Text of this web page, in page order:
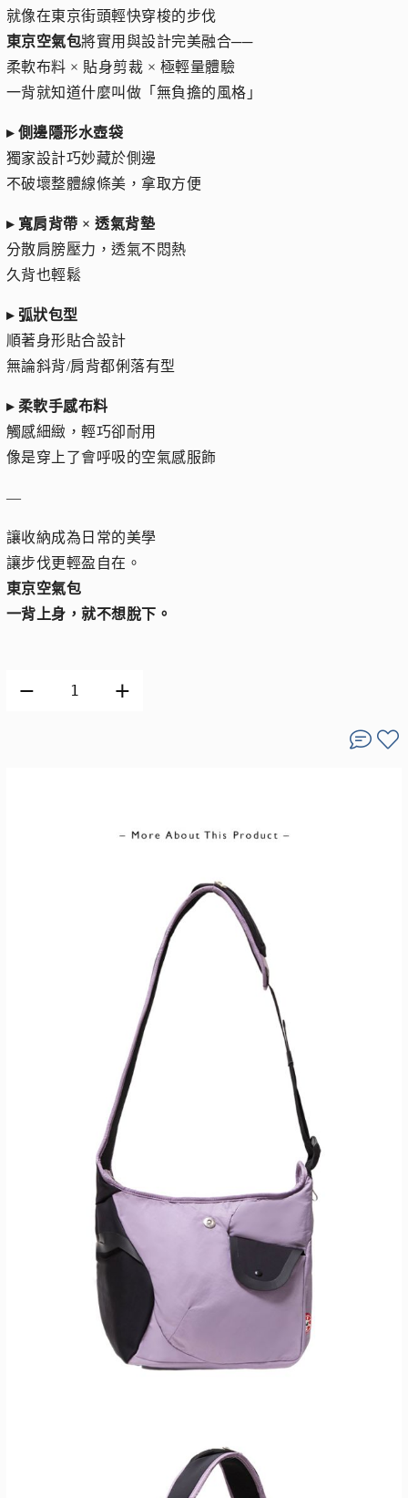
就像在東京街頭輕快穿梭的步伐
東京空氣包將實用與設計完美融合──
柔軟布料 × 貼身剪裁 × 極輕量體驗
一背就知道什麼叫做「無負擔的風格」
▸ 側邊隱形水壺袋
獨家設計巧妙藏於側邊
不破壞整體線條美，拿取方便
▸ 寬肩背帶 × 透氣背墊
分散肩膀壓力，透氣不悶熱
久背也輕鬆
▸ 弧狀包型
順著身形貼合設計
無論斜背/肩背都俐落有型
▸ 柔軟手感布料
觸感細緻，輕巧卻耐用
像是穿上了會呼吸的空氣感服飾
—
讓收納成為日常的美學
讓步伐更輕盈自在。
東京空氣包
一背上身，就不想脫下。